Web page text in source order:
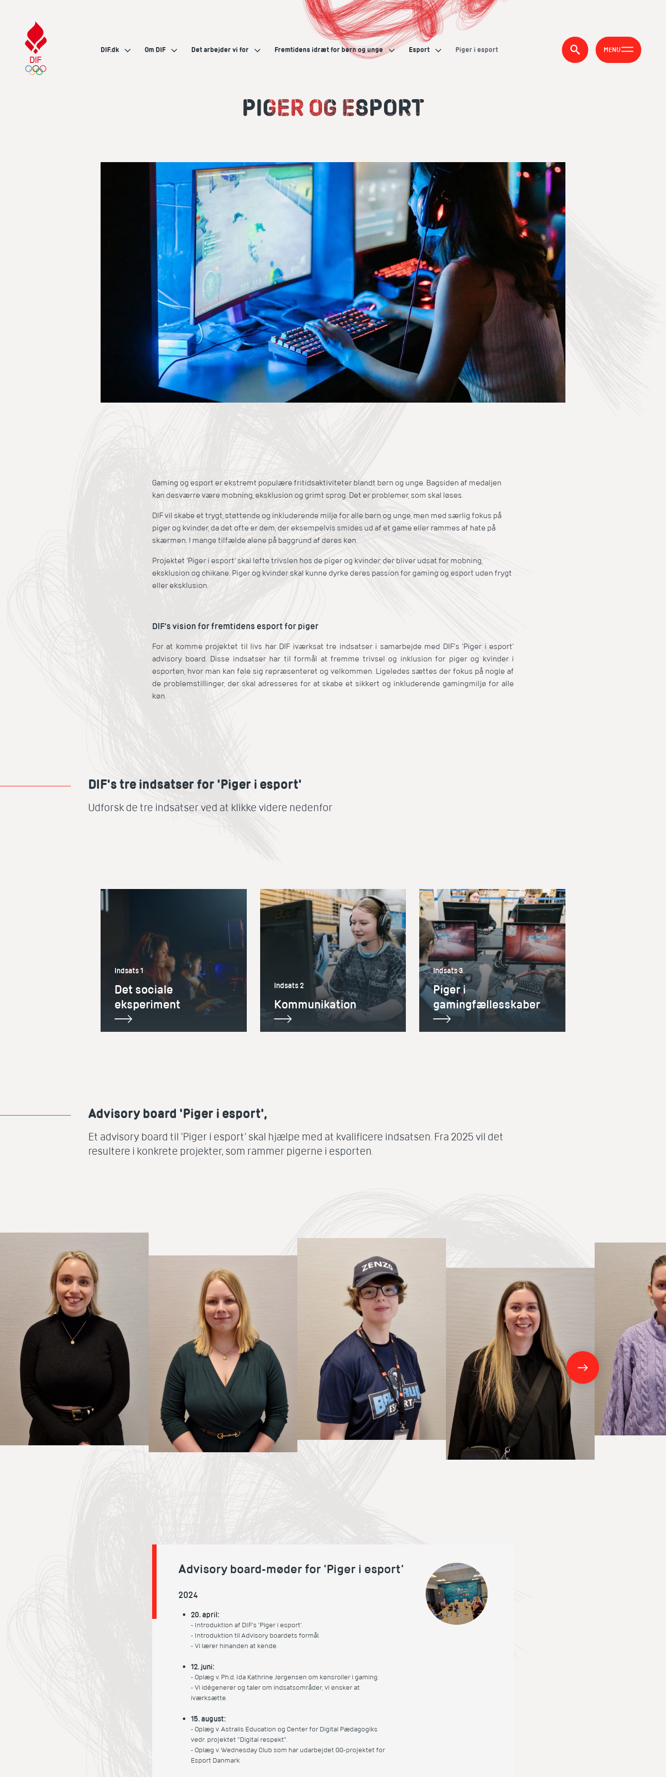
MENU
DIF.dk Om DIF Det arbejder vi for Fremtidens idræt for børn og unge Esport Piger i esport
PIGER OG ESPORT
Gaming og esport er ekstremt populære fritidsaktiviteter blandt børn og unge. Bagsiden af medaljen
kan desværre være mobning, eksklusion og grimt sprog. Det er problemer, som skal løses.
DIF vil skabe et trygt, støttende og inkluderende miljø for alle børn og unge, men med særlig fokus på
piger og kvinder, da det ofte er dem, der eksempelvis smides ud af et game eller rammes af hate på
skærmen. I mange tilfælde alene på baggrund af deres køn.
Projektet 'Piger i esport' skal løfte trivslen hos de piger og kvinder, der bliver udsat for mobning,
eksklusion og chikane. Piger og kvinder skal kunne dyrke deres passion for gaming og esport uden frygt
eller eksklusion.
DIF’s vision for fremtidens esport for piger
For at komme projektet til livs har DIF iværksat tre indsatser i samarbejde med DIF’s ’Piger i esport’
advisory board. Disse indsatser har til formål at fremme trivsel og inklusion for piger og kvinder i
esporten, hvor man kan føle sig repræsenteret og velkommen. Ligeledes sættes der fokus på nogle af
de problemstillinger, der skal adresseres for at skabe et sikkert og inkluderende gamingmiljø for alle
køn.
DIF's tre indsatser for 'Piger i esport'
Udforsk de tre indsatser ved at klikke videre nedenfor
Indsats 1
Det sociale
eksperiment
Indsats 2
Kommunikation
Indsats 3
Piger i
gamingfællesskaber
Advisory board 'Piger i esport',
Et advisory board til 'Piger i esport' skal hjælpe med at kvalificere indsatsen. Fra 2025 vil det
resultere i konkrete projekter, som rammer pigerne i esporten.
Advisory board-møder for 'Piger i esport'
2024
20. april:
- Introduktion af DIF's 'Piger i esport'.
- Introduktion til Advisory boardets formål.
- Vi lærer hinanden at kende.
12. juni:
- Oplæg v. Ph.d. Ida Kathrine Jørgensen om kønsroller i gaming.
- Vi idégenerer og taler om indsatsområder, vi ønsker at
iværksætte.
15. august:
- Oplæg v. Astralis Education og Center for Digital Pædagogiks
vedr. projektet "Digital respekt".
- Oplæg v. Wednesday Club som har udarbejdet GG-projektet for
Esport Danmark